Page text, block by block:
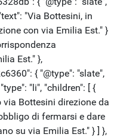
"Via Bottesini, in
con via Emilia Est." }
Est." },
{ "@type": "slate",
"li", "children": [ {
via Bottesini direzione da
di fermarsi e dare
su via Emilia Est." } ] },